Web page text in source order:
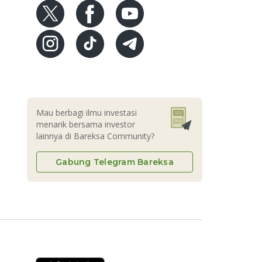
Mau berbagi ilmu investasi
menarik bersama investor
lainnya di Bareksa Community?
Gabung Telegram Bareksa